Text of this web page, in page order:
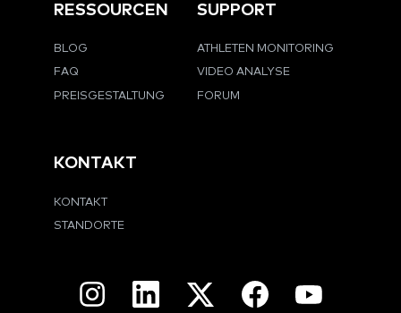
RESSOURCEN
BLOG
FAQ
PREISGESTALTUNG
SUPPORT
ATHLETEN MONITORING
VIDEO ANALYSE
FORUM
KONTAKT
KONTAKT
STANDORTE